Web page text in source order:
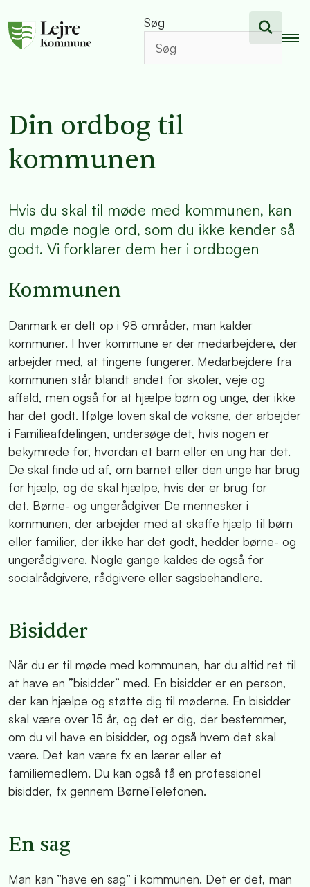
Søg
Din ordbog til
kommunen
Hvis du skal til møde med kommunen, kan
du møde nogle ord, som du ikke kender så
godt. Vi forklarer dem her i ordbogen
Kommunen
Danmark er delt op i 98 områder, man kalder
kommuner. I hver kommune er der medarbejdere, der
arbejder med, at tingene fungerer. Medarbejdere fra
kommunen står blandt andet for skoler, veje og
affald, men også for at hjælpe børn og unge, der ikke
har det godt. Ifølge loven skal de voksne, der arbejder
i Familieafdelingen, undersøge det, hvis nogen er
bekymrede for, hvordan et barn eller en ung har det.
De skal finde ud af, om barnet eller den unge har brug
for hjælp, og de skal hjælpe, hvis der er brug for
det. Børne- og ungerådgiver De mennesker i
kommunen, der arbejder med at skaffe hjælp til børn
eller familier, der ikke har det godt, hedder børne- og
ungerådgivere. Nogle gange kaldes de også for
socialrådgivere, rådgivere eller sagsbehandlere.
Bisidder
Når du er til møde med kommunen, har du altid ret til
at have en ”bisidder” med. En bisidder er en person,
der kan hjælpe og støtte dig til møderne. En bisidder
skal være over 15 år, og det er dig, der bestemmer,
om du vil have en bisidder, og også hvem det skal
være. Det kan være fx en lærer eller et
familiemedlem. Du kan også få en professionel
bisidder, fx gennem BørneTelefonen.
En sag
Man kan ”have en sag” i kommunen. Det er det, man